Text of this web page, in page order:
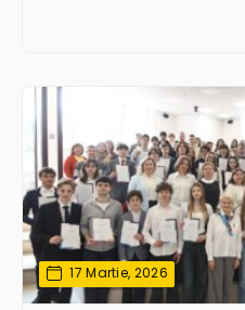
17 Martie, 2026